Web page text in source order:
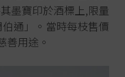
墨寶印於酒標上,限量
通」。當時每枝售價
善用途。